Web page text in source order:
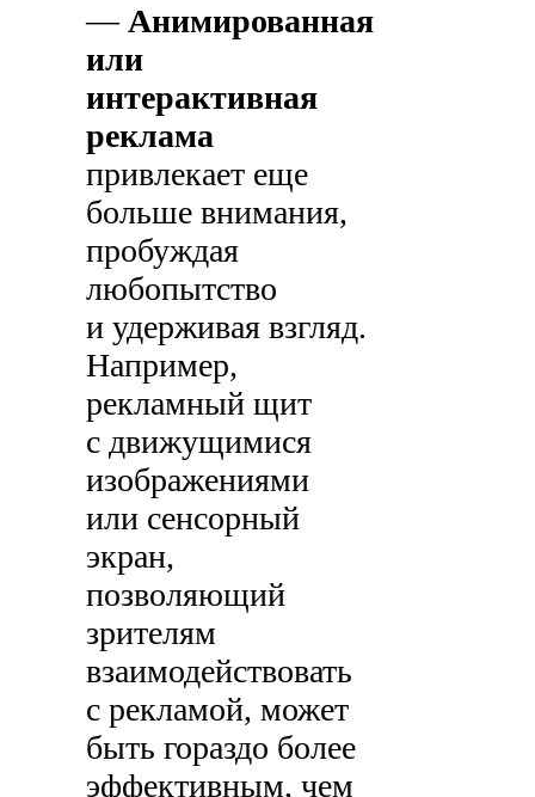
—Анимированная
или
интерактивная
реклама
привлекает еще
больше внимания,
пробуждая
любопытство
и удерживая взгляд.
Например,
рекламный щит
с движущимися
изображениями
или сенсорный
экран,
позволяющий
зрителям
взаимодействовать
с рекламой, может
быть гораздо более
эффективным, чем